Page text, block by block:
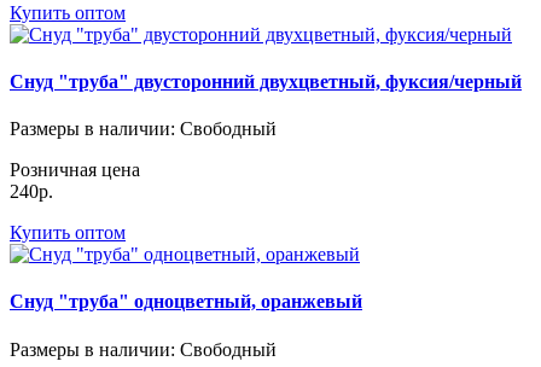
Купить оптом
Снуд "труба" двусторонний двухцветный, фуксия/черный
Размеры в наличии: Свободный
Розничная цена
240р.
Купить оптом
Снуд "труба" одноцветный, оранжевый
Размеры в наличии: Свободный